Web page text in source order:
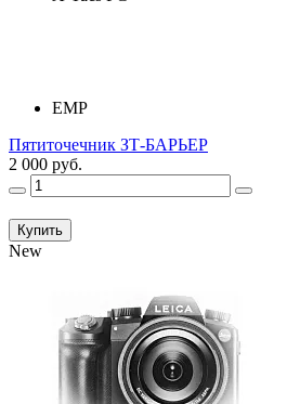
ЕМР
Пятиточечник ЗТ-БАРЬЕР
2 000 руб.
Купить
New